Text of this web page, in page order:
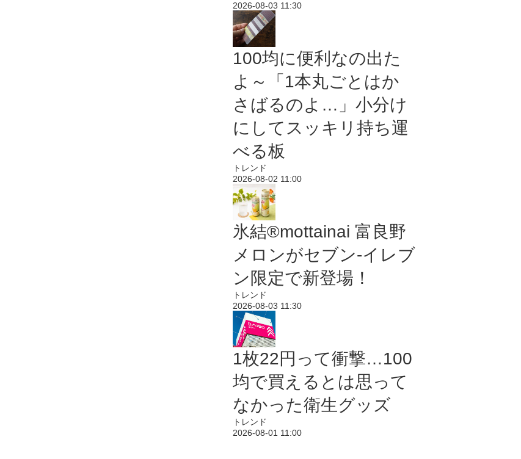
2026-08-03 11:30
100均に便利なの出た
よ～「1本丸ごとはか
さばるのよ…」小分け
にしてスッキリ持ち運
べる板
トレンド
2026-08-02 11:00
氷結®mottainai 富良野
メロンがセブン‐イレブ
ン限定で新登場！
トレンド
2026-08-03 11:30
1枚22円って衝撃…100
均で買えるとは思って
なかった衛生グッズ
トレンド
2026-08-01 11:00